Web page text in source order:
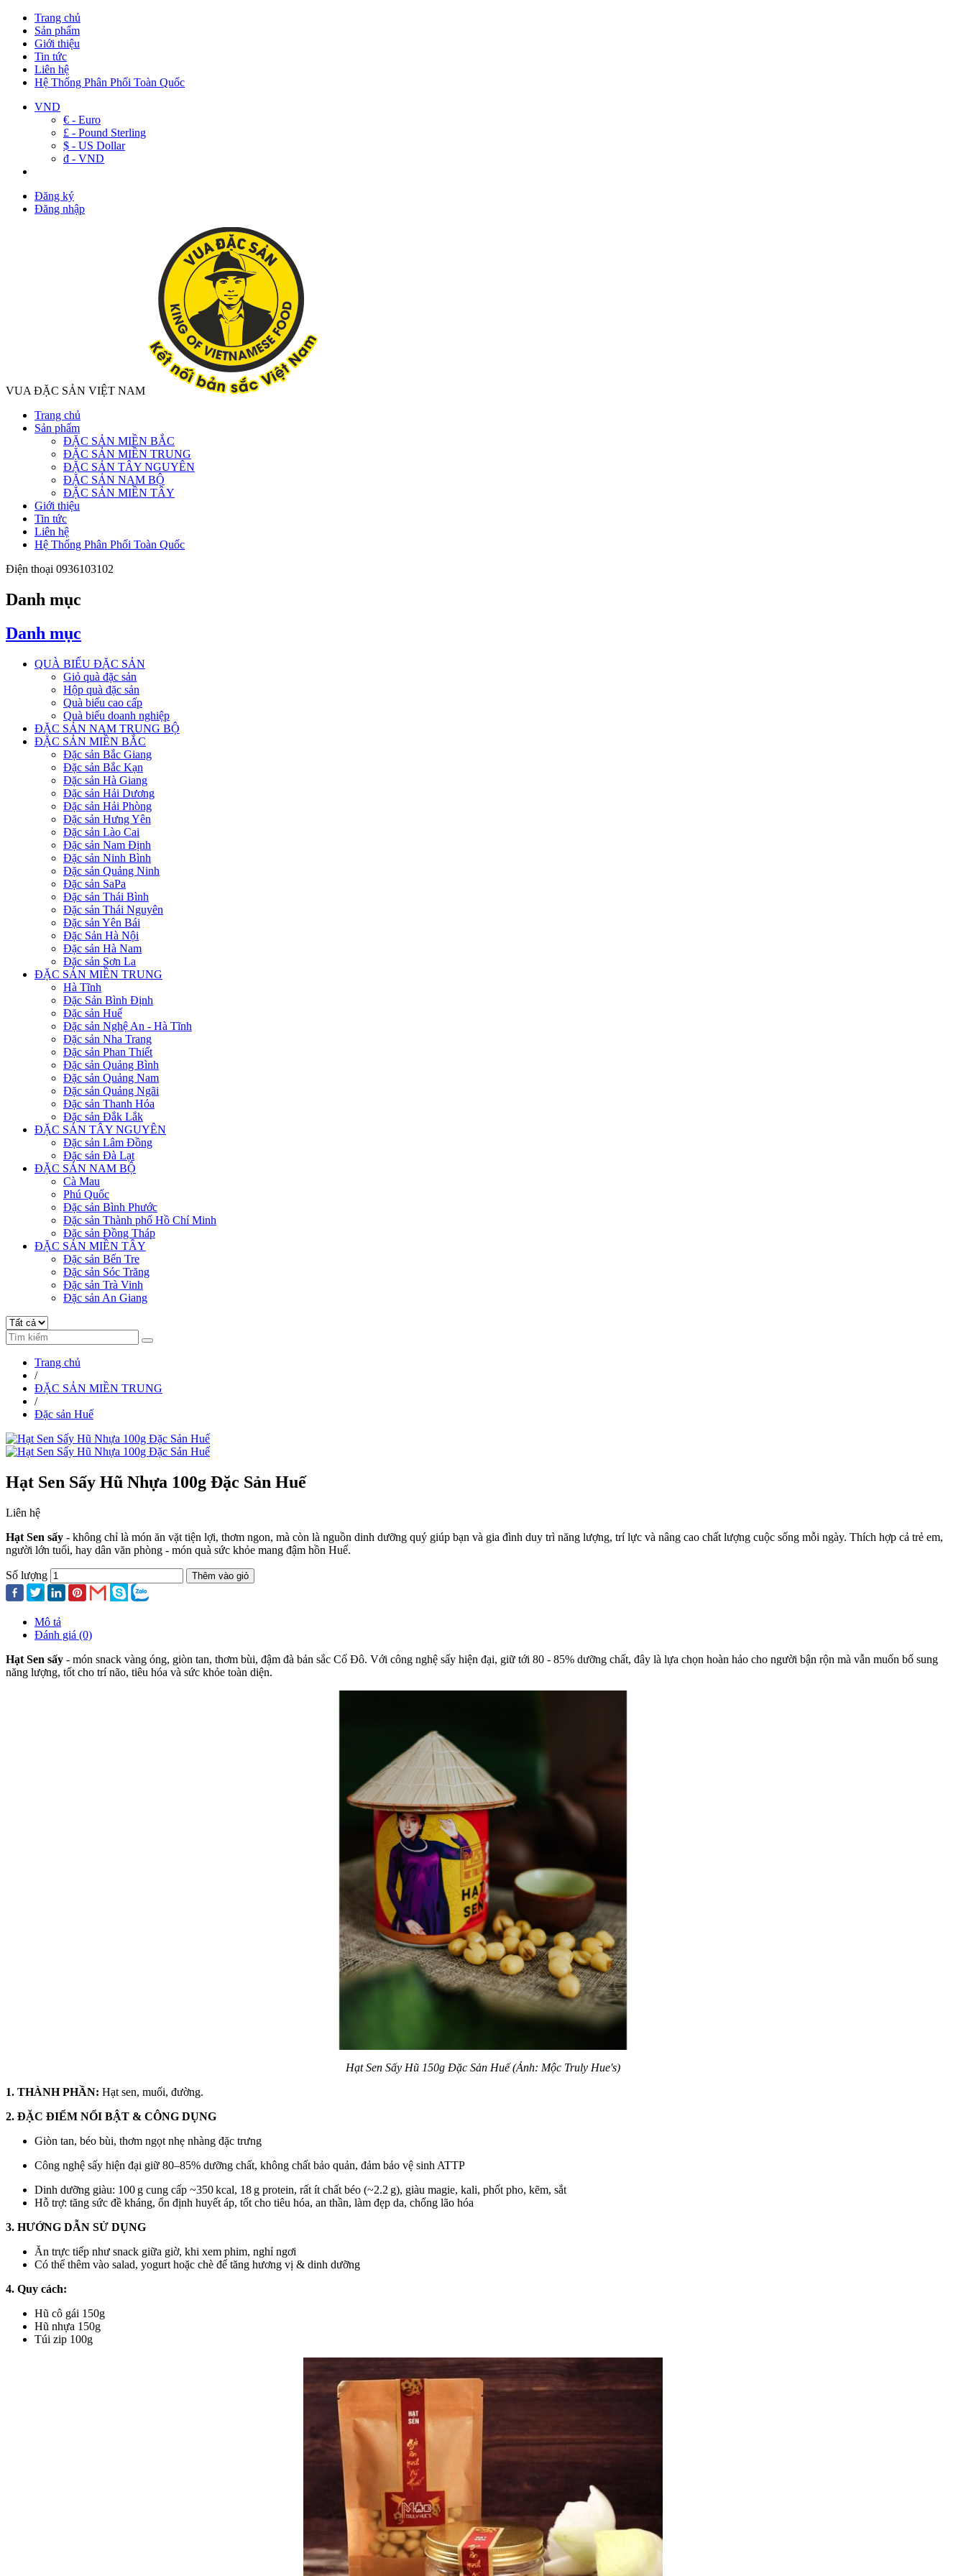
Trang chủ
Sản phẩm
Giới thiệu
Tin tức
Liên hệ
Hệ Thống Phân Phối Toàn Quốc
VND
€ - Euro
£ - Pound Sterling
$ - US Dollar
đ - VND
Đăng ký
Đăng nhập
VUA ĐẶC SẢN VIỆT NAM
Trang chủ
Sản phẩm
ĐẶC SẢN MIỀN BẮC
ĐẶC SẢN MIỀN TRUNG
ĐẶC SẢN TÂY NGUYÊN
ĐẶC SẢN NAM BỘ
ĐẶC SẢN MIỀN TÂY
Giới thiệu
Tin tức
Liên hệ
Hệ Thống Phân Phối Toàn Quốc
Điện thoại 0936103102
Danh mục
Danh mục
QUÀ BIẾU ĐẶC SẢN
Giỏ quà đặc sản
Hộp quà đặc sản
Quà biếu cao cấp
Quà biếu doanh nghiệp
ĐẶC SẢN NAM TRUNG BỘ
ĐẶC SẢN MIỀN BẮC
Đặc sản Bắc Giang
Đặc sản Bắc Kạn
Đặc sản Hà Giang
Đặc sản Hải Dương
Đặc sản Hải Phòng
Đặc sản Hưng Yên
Đặc sản Lào Cai
Đặc sản Nam Định
Đặc sản Ninh Bình
Đặc sản Quảng Ninh
Đặc sản SaPa
Đặc sản Thái Bình
Đặc sản Thái Nguyên
Đặc sản Yên Bái
Đặc Sản Hà Nội
Đặc sản Hà Nam
Đặc sản Sơn La
ĐẶC SẢN MIỀN TRUNG
Hà Tĩnh
Đặc Sản Bình Định
Đặc sản Huế
Đặc sản Nghệ An - Hà Tĩnh
Đặc sản Nha Trang
Đặc sản Phan Thiết
Đặc sản Quảng Bình
Đặc sản Quảng Nam
Đặc sản Quảng Ngãi
Đặc sản Thanh Hóa
Đặc sản Đắk Lắk
ĐẶC SẢN TÂY NGUYÊN
Đặc sản Lâm Đồng
Đặc sản Đà Lạt
ĐẶC SẢN NAM BỘ
Cà Mau
Phú Quốc
Đặc sản Bình Phước
Đặc sản Thành phố Hồ Chí Minh
Đặc sản Đồng Tháp
ĐẶC SẢN MIỀN TÂY
Đặc sản Bến Tre
Đặc sản Sóc Trăng
Đặc sản Trà Vinh
Đặc sản An Giang
Trang chủ
/
ĐẶC SẢN MIỀN TRUNG
/
Đặc sản Huế
Hạt Sen Sấy Hũ Nhựa 100g Đặc Sản Huế
Liên hệ
Hạt Sen sấy - không chỉ là món ăn vặt tiện lợi, thơm ngon, mà còn là nguồn dinh dưỡng quý giúp bạn và gia đình duy trì năng lượng, trí lực và nâng cao chất lượng cuộc sống mỗi ngày. Thích hợp cả trẻ em,
người lớn tuổi, hay dân văn phòng - món quà sức khỏe mang đậm hồn Huế.
Số lượng Thêm vào giỏ
Mô tả
Đánh giá (0)
Hạt Sen sấy - món snack vàng óng, giòn tan, thơm bùi, đậm đà bản sắc Cố Đô. Với công nghệ sấy hiện đại, giữ tới 80 - 85% dưỡng chất, đây là lựa chọn hoàn hảo cho người bận rộn mà vẫn muốn bổ sung
năng lượng, tốt cho trí não, tiêu hóa và sức khỏe toàn diện.
Hạt Sen Sấy Hũ 150g Đặc Sản Huế (Ảnh: Mộc Truly Hue's)
1. THÀNH PHẦN: Hạt sen, muối, đường.
2. ĐẶC ĐIỂM NỔI BẬT & CÔNG DỤNG
Giòn tan, béo bùi, thơm ngọt nhẹ nhàng đặc trưng
Công nghệ sấy hiện đại giữ 80–85% dưỡng chất, không chất bảo quản, đảm bảo vệ sinh ATTP
Dinh dưỡng giàu: 100 g cung cấp ~350 kcal, 18 g protein, rất ít chất béo (~2.2 g), giàu magie, kali, phốt pho, kẽm, sắt
Hỗ trợ: tăng sức đề kháng, ổn định huyết áp, tốt cho tiêu hóa, an thần, làm đẹp da, chống lão hóa
3. HƯỚNG DẪN SỬ DỤNG
Ăn trực tiếp như snack giữa giờ, khi xem phim, nghỉ ngơi
Có thể thêm vào salad, yogurt hoặc chè để tăng hương vị & dinh dưỡng
4. Quy cách:
Hũ cô gái 150g
Hũ nhựa 150g
Túi zip 100g